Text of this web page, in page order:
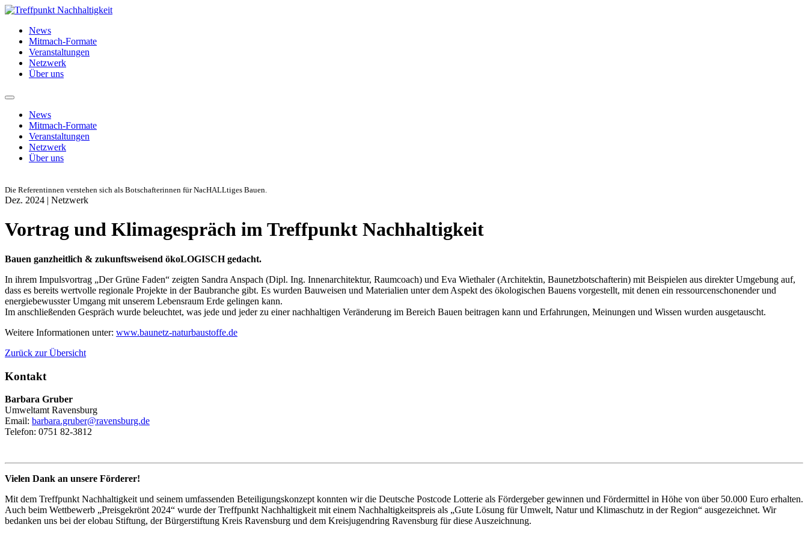
News
Mitmach-Formate
Veranstaltungen
Netzwerk
Über uns
News
Mitmach-Formate
Veranstaltungen
Netzwerk
Über uns
Die Referentinnen verstehen sich als Botschafterinnen für NacHALLtiges Bauen.
Dez. 2024 | Netzwerk
Vortrag und Klimagespräch im Treffpunkt Nachhaltigkeit
Bauen ganzheitlich & zukunftsweisend ökoLOGISCH gedacht.
In ihrem Impulsvortrag „Der Grüne Faden“ zeigten Sandra Anspach (Dipl. Ing. Innenarchitektur, Raumcoach) und Eva Wiethaler (Architektin, Baunetzbotschafterin) mit Beispielen aus direkter Umgebung auf,
dass es bereits wertvolle regionale Projekte in der Baubranche gibt. Es wurden Bauweisen und Materialien unter dem Aspekt des ökologischen Bauens vorgestellt, mit denen ein ressourcenschonender und
energiebewusster Umgang mit unserem Lebensraum Erde gelingen kann.
Im anschließenden Gespräch wurde beleuchtet, was jede und jeder zu einer nachhaltigen Veränderung im Bereich Bauen beitragen kann und Erfahrungen, Meinungen und Wissen wurden ausgetauscht.
Weitere Informationen unter: www.baunetz-naturbaustoffe.de
Zurück zur Übersicht
Kontakt
Barbara Gruber
Umweltamt Ravensburg
Email: barbara.gruber@ravensburg.de
Telefon: 0751 82-3812
Vielen Dank an unsere Förderer!
Mit dem Treffpunkt Nachhaltigkeit und seinem umfassenden Beteiligungskonzept konnten wir die Deutsche Postcode Lotterie als Fördergeber gewinnen und Fördermittel in Höhe von über 50.000 Euro erhalten.
Auch beim Wettbewerb „Preisgekrönt 2024“ wurde der Treffpunkt Nachhaltigkeit mit einem Nachhaltigkeitspreis als „Gute Lösung für Umwelt, Natur und Klimaschutz in der Region“ ausgezeichnet. Wir
bedanken uns bei der elobau Stiftung, der Bürgerstiftung Kreis Ravensburg und dem Kreisjugendring Ravensburg für diese Auszeichnung.